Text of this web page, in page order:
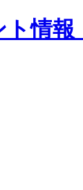
情報